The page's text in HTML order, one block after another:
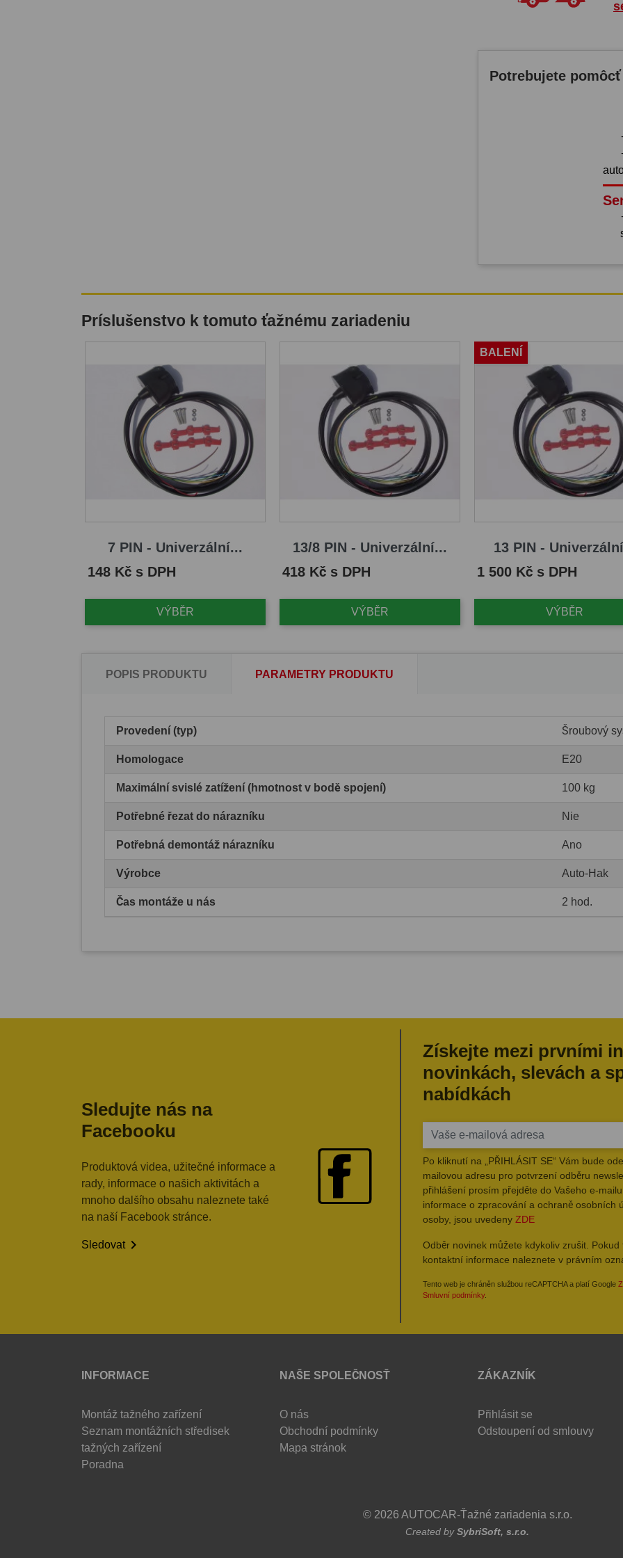
Potrebujete
Príslušenstvo k tomuto ťažnému zariadeniu
7 PIN - Univerzální...
Cena
148 Kč s DPH
VÝBĚR
13/8 PIN - Univerzální...
Cena
418 Kč s DPH
VÝBĚR
13 PIN -
Cena
1 500 Kč s DPH
VÝBĚR
BALENÍ
POPIS PRODUKTU PARAMETRY PRODUKTU
Provedení (typ) Šroubový
Homologace E20
Maximální svislé zatížení (hmotnost v bodě spojení) 100 kg
Potřebné řezat do nárazníku Nie
Potřebná demontáž nárazníku Ano
Výrobce Auto-Hak
Čas montáže u nás 2 hod.
Sledujte nás na
Facebooku
Produktová videa, užitečné informace a
rady, informace o našich aktivitách a
mnoho dalšího obsahu naleznete také
na naší Facebook stránce.
Sledovat
Získejte mezi prvními
novinkách, slevách a
nabídkách
Po kliknutí na „PŘIHLÁSIT SE“ Vám bude
mailovou adresu pro potvrzení odběru
přihlášení prosím přejděte do Vašeho e-
informace o zpracování a ochraně osobních
osoby, jsou uvedeny ZDE
Odběr novinek můžete kdykoliv zrušit.
kontaktní informace naleznete v právním
Tento web je chráněn službou reCAPTCHA a platí Google
Smluvní podmínky.
INFORMACE
Montáž tažného zařízení
Seznam montážních středisek
tažných zařízení
Poradna
NAŠE SPOLEČNOSŤ
O nás
Obchodní podmínky
Mapa stránok
ZÁKAZNÍK
Přihlásit se
Odstoupení od smlouvy
© 2026 AUTOCAR-Ťažné zariadenia s.r.o.
Created bySybriSoft, s.r.o.